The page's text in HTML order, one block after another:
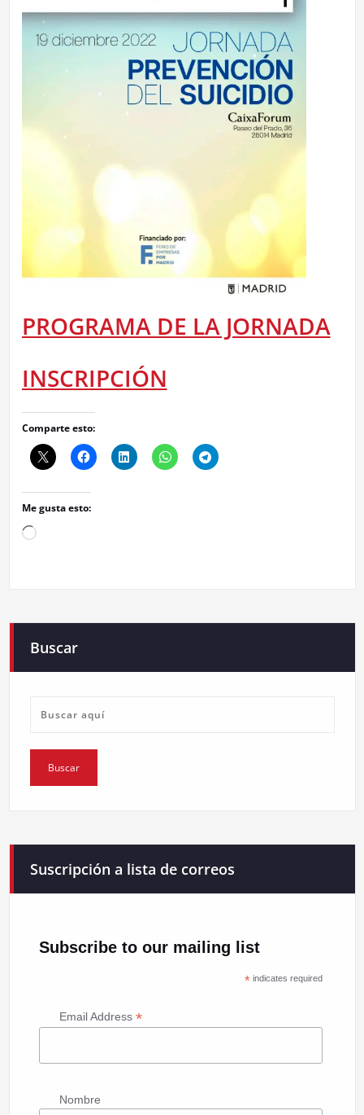
PROGRAMA DE LA JORNADA
INSCRIPCIÓN
Comparte esto:
Me gusta esto:
Cargando...
Buscar
Suscripción a lista de correos
Subscribe to our mailing list
*indicates required
Email Address *
Nombre